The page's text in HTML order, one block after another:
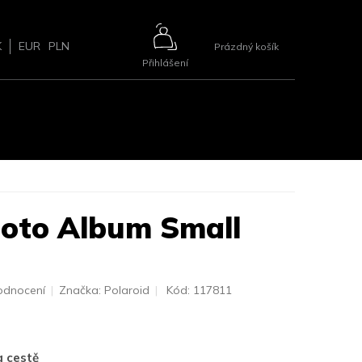
EUR PLN
Přihlášení
NÁKUPNÍ
Prázdný košík
Album Small
Značka: Polaroid Kód: 117811
cestě